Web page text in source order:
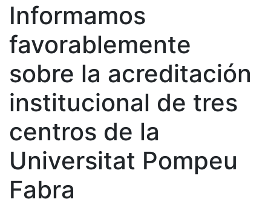
Informamos
favorablemente
sobre la acreditación
institucional de tres
centros de la
Universitat Pompeu
Fabra